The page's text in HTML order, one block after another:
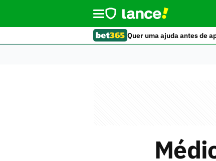
Quer uma ajuda antes de